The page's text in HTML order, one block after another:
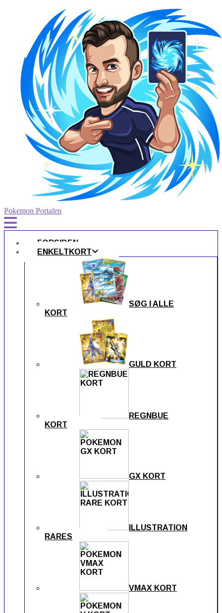
Pokemon Portalen
FORSIDEN
ENKELTKORT
SØG I ALLE
KORT
GULD KORT
REGNBUE
KORT
GX KORT
ILLUSTRATION
RARES
VMAX KORT